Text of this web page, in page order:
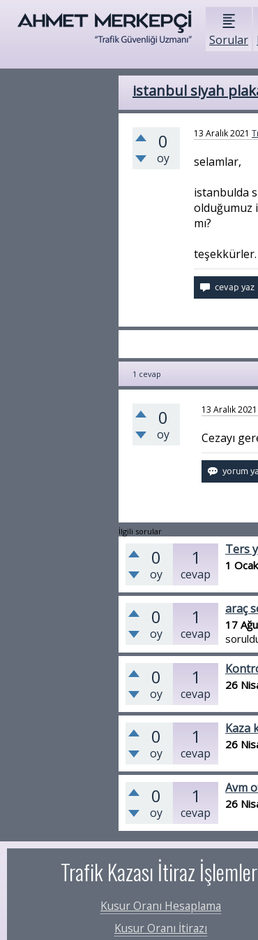
Sorular
istanbul siyah
0
oy
13 Aralık 2021
selamlar,
istanbulda
olduğumuz
mı?
teşekkürler.
1 cevap
0
oy
13 Aralık 2021
Cezayı
İlgili sorular
0
oy
1
cevap
Ters
1
0
oy
1
cevap
araç
17
0
oy
1
cevap
26
0
oy
1
cevap
Kaza
26
0
oy
1
cevap
Avm
26
Trafik Kazası İtiraz
Kusur Oranı Hesaplama
Kusur Oranı İtirazı